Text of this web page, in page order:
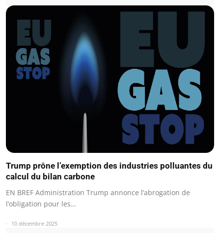
Trump prône l’exemption des industries polluantes du
calcul du bilan carbone
EN BREF Administration Trump annonce l’abrogation de
l’obligation pour les…
10 décembre 2025